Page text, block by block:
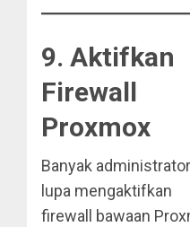
9. Aktifkan
Firewall
Proxmox
Banyak administrator
lupa mengaktifkan
firewall bawaan